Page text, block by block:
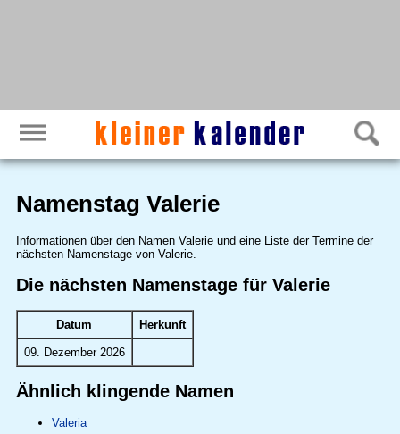
Namenstag Valerie
Informationen über den Namen Valerie und eine Liste der Termine der
nächsten Namenstage von Valerie.
Die nächsten Namenstage für Valerie
Datum Herkunft
09. Dezember 2026
Ähnlich klingende Namen
Valeria